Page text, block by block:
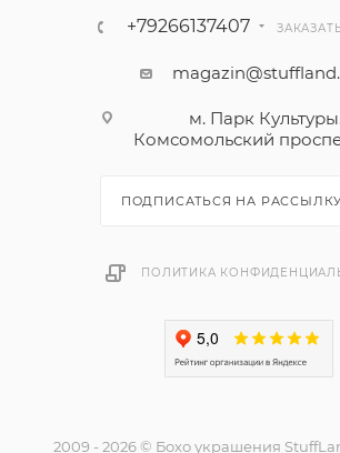
+79266137407
м. Парк
Комсомольский
ПОДПИСАТЬСЯ НА РАССЫЛКУ
ПОЛИТИКА
2009 - 2026 © Бохо украшения